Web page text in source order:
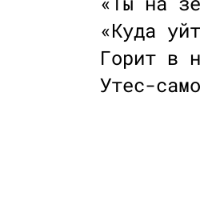
«Куда
Горит в
Утес-